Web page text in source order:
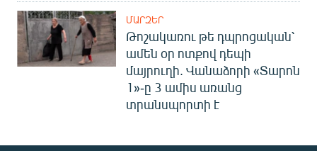
ՄԱՐԶԵՐ
Թոշակառու թե դպրոցական՝
ամեն օր ոտքով դեպի
մայրուղի. Վանաձորի «Տարոն
1»-ը 3 ամիս առանց
տրանսպորտի է